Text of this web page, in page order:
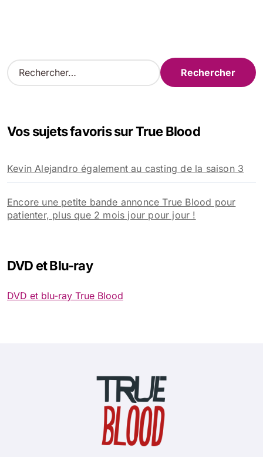
R
e
r
e
r
:
Vos sujets favoris sur True Blood
Kevin Alejandro également au casting de la saison 3
Encore une petite bande annonce True Blood pour
patienter, plus que 2 mois jour pour jour !
DVD et Blu-ray
DVD et blu-ray True Blood